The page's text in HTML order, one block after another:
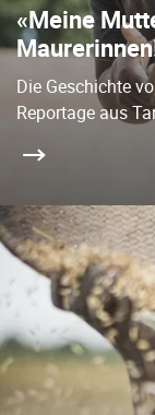
«Meine
Die Geschichte
Reportage aus